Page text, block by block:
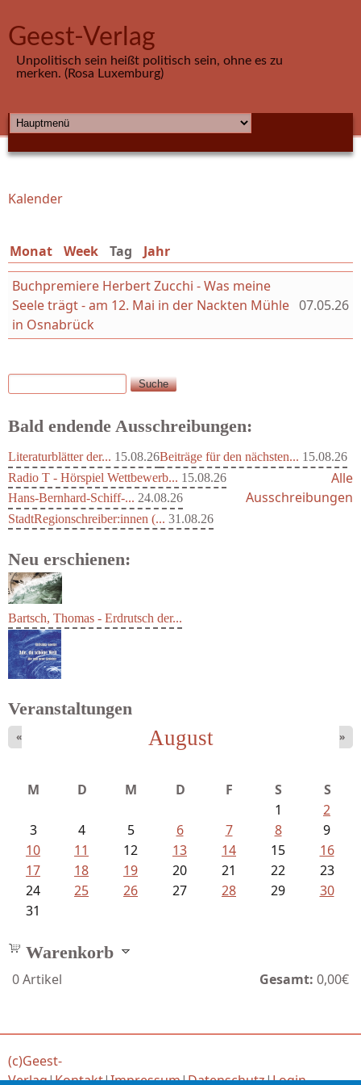
Geest-Verlag
Unpolitisch sein heißt politisch sein, ohne es zu
merken. (Rosa Luxemburg)
HAUPTMENÜ
Sie sind hier
Kalender
Monat Week Tag (aktiver Reiter)
Jahr
Buchpremiere Herbert Zucchi - Was meine
Seele trägt - am 12. Mai in der Nackten Mühle
in Osnabrück
07.05.26
Suchformular
Suche
Bald endende Ausschreibungen:
Literaturblätter der... 15.08.26Beiträge für den nächsten... 15.08.26
Radio T - Hörspiel Wettbewerb... 15.08.26
Hans-Bernhard-Schiff-... 24.08.26
StadtRegionschreiber:innen (... 31.08.26
Alle
Ausschreibungen
Neu erschienen:
Goetze, Christina - Ade, du schöne...
Bartsch, Thomas - Erdrutsch der...
Veranstaltungen
August
« »
M D M D F S
S
1
2
3
4 5 6 7 8
9
10
11 12 13 14 15
16
17
18 19 20 21 22
23
24
25 26 27 28 29
30
31
Warenkorb
0Artikel Gesamt: 0,00€
(c)Geest-
Verlag|Kontakt|Impressum|Datenschutz|Login